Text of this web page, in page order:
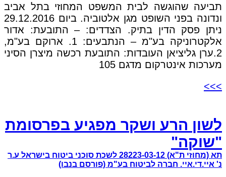
תביעה שהוגשה לבית המשפט המחוזי בתל אביב
ונדונה בפני השופט מגן אלטוביה. ביום 29.12.2016
ניתן פסק הדין בתיק. הצדדים: – התובעת: אדור
אלקטרוניקה בע"מ – הנתבעים: 1. ארוקם בע"מ,
2.ערן גליציאן העובדות: התובעת רכשה מיצרן הסיני
מערכות אינטרקום מדגם 105
>>>
לשון הרע ושקר מפגיע בפרסומת
"שוקה"
תא (מחוזי ת"א) 28223-03-12 לשכת סוכני ביטוח בישראל ע.ר
נ' איי.די.איי. חברה לביטוח בע"מ (פורסם בנבו)